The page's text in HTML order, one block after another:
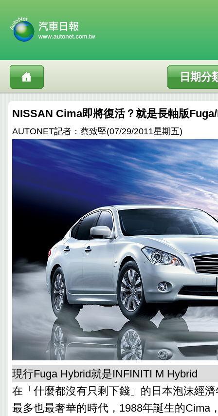
日期分
NISSAN Cima即將復活？就是長軸版
AUTONET記者：蔡致堅(07/29/2011星期五)
現行Fuga Hybrid就是INFINITI M Hybrid
在「什麼都沒有只剩下錢」的日本泡沫經
最多也最奢華的時代，1988年誕生的Cima